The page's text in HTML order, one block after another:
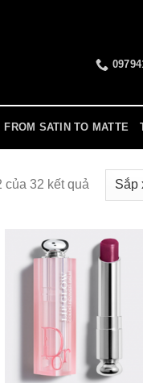
FROM SATIN TO MATTE
của 32 kết quả